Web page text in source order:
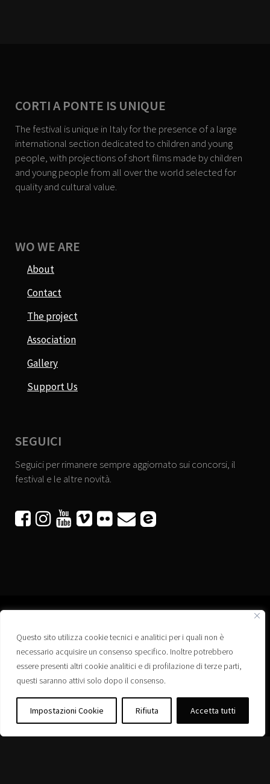
Questo sito utilizza cookie tecnici e analitici per i quali non è
necessario acquisire un consenso specifico. Inoltre potrebbero
essere presenti altri cookie analitici e di profilazione di terze parti,
questi saranno attivi solo dopo il consenso.
Impostazioni Cookie Rifiuta Accetta tutti
CORTI A PONTE IS UNIQUE
The festival is unique in Italy for the presence of a large
international section dedicated to children and young
people, with projections of short films made by children
and young people from all over the world selected for
quality and cultural value.
WO WE ARE
About
Contact
The project
Association
Gallery
Support Us
SEGUICI
Seguici per rimanere sempre aggiornato sui concorsi, il
festival e le altre novità.
     
Associazione “Corti a Ponte” APS
Via Wagner, 42 - 35020 Ponte San Nicolò (PD)
C.F. 92223660280
Privacy policy
Registro delle Associazioni di Promozione Sociale – Regione Veneto –
Iscrizione n. PS/PD0364
Albo delle Associazioni – Comune di Ponte San Nicolò – Iscrizione n. 77